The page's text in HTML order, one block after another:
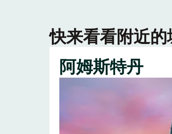
快来看看附近的
阿姆斯特丹